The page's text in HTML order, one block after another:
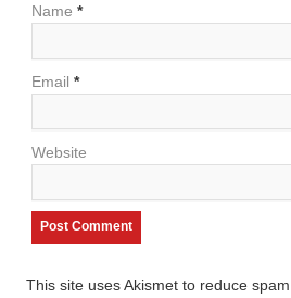
Name *
Email *
Website
This site uses Akismet to reduce spam.